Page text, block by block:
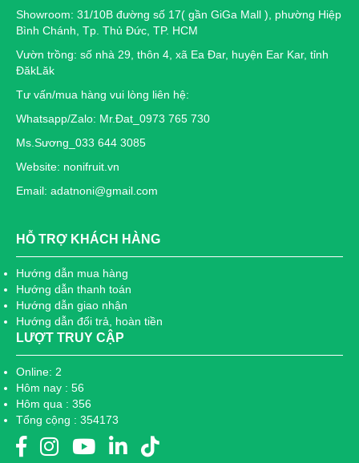
Showroom: 31/10B đường số 17( gần GiGa Mall ), phường Hiệp
Bình Chánh, Tp. Thủ Đức, TP. HCM
Vườn trồng: số nhà 29, thôn 4, xã Ea Đar, huyện Ear Kar, tỉnh
ĐăkLăk
Tư vấn/mua hàng vui lòng liên hệ:
Whatsapp/Zalo: Mr.Đat_0973 765 730
Ms.Sương_033 644 3085
Website: nonifruit.vn
Email: adatnoni@gmail.com
HỖ TRỢ KHÁCH HÀNG
Hướng dẫn mua hàng
Hướng dẫn thanh toán
Hướng dẫn giao nhận
Hướng dẫn đổi trả, hoàn tiền
LƯỢT TRUY CẬP
Online: 2
Hôm nay : 56
Hôm qua : 356
Tổng cộng : 354173